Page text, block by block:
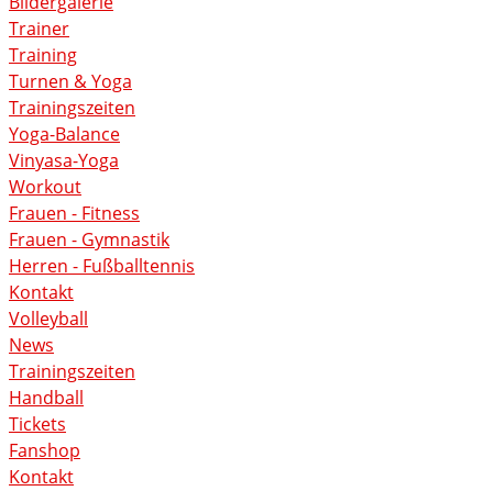
Trainer
Training
Turnen & Yoga
Trainingszeiten
Yoga-Balance
Vinyasa-Yoga
Workout
Frauen - Fitness
Frauen - Gymnastik
Herren - Fußballtennis
Kontakt
Volleyball
News
Trainingszeiten
Handball
Tickets
Fanshop
Kontakt